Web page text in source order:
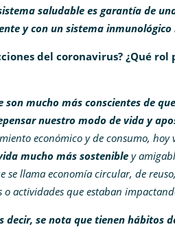
saludable es garantía de
y con un sistema
del coronavirus? ¿Qué
son mucho más conscientes de
nuestro modo de vida y
económico y de consumo, hoy
mucho más sostenibley
se llama economía circular, de
o actividades que estaban
decir, se nota que tienen hábitos